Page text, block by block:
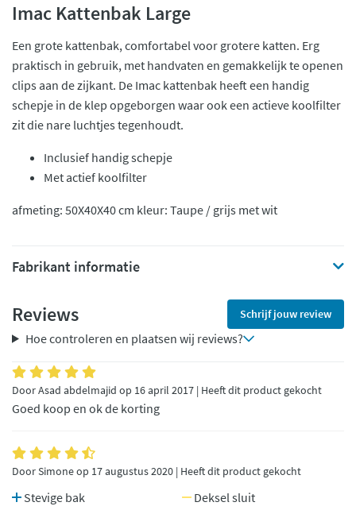
Imac Kattenbak Large
Een grote kattenbak, comfortabel voor grotere katten. Erg
praktisch in gebruik, met handvaten en gemakkelijk te openen
clips aan de zijkant. De Imac kattenbak heeft een handig
schepje in de klep opgeborgen waar ook een actieve koolfilter
zit die nare luchtjes tegenhoudt.
Inclusief handig schepje
Met actief koolfilter
afmeting: 50X40X40 cm kleur: Taupe / grijs met wit
Fabrikant informatie
Reviews Schrijf jouw review
Hoe controleren en plaatsen wij reviews?
Door Asad abdelmajid op 16 april 2017 | Heeft dit product gekocht
Goed koop en ok de korting
Door Simone op 17 augustus 2020 | Heeft dit product gekocht
Stevige bak
Deksel sluit